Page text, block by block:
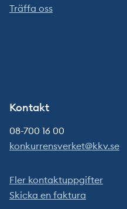
Träffa oss
Kontakt
08-700 16 00
konkurrensverket@kkv.se
Fler kontaktuppgifter
Skicka en faktura